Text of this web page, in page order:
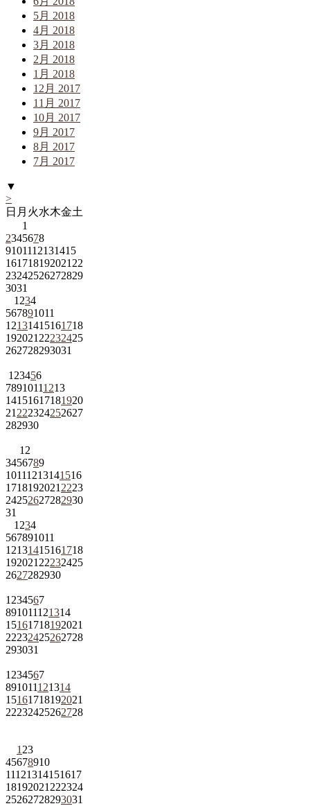
5月 2018
4月 2018
3月 2018
2月 2018
1月 2018
12月 2017
11月 2017
10月 2017
9月 2017
8月 2017
7月 2017
▼
>
日 月 火水木金土
1
2345678
9101112131415
161718192021 22
23242526272829
3031
1 234
567891011
12131415161718
192021 22232425
262728293031
1 23456
78910111213
14151617181920
21 222324252627
282930
1 2
3456789
10111213141516
1718192021 2223
24252627282930
31
1 234
567891011
12131415161718
192021 22232425
2627282930
1 234567
891011121314
15161718192021
22232425262728
293031
1 234567
891011121314
15161718192021
22232425262728
1 23
45678910
11121314151617
18192021 222324
25262728293031